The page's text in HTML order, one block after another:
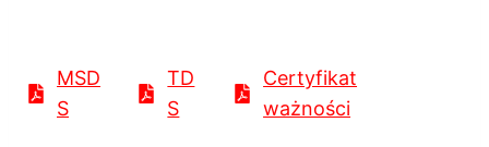
MSD
S
TD
S
Certyfikat
ważności